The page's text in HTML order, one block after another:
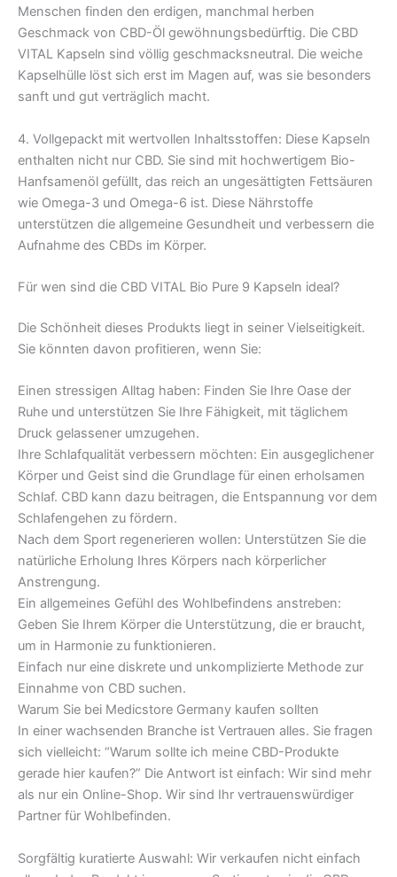
Menschen finden den erdigen, manchmal herben
Geschmack von CBD-Öl gewöhnungsbedürftig. Die CBD
VITAL Kapseln sind völlig geschmacksneutral. Die weiche
Kapselhülle löst sich erst im Magen auf, was sie besonders
sanft und gut verträglich macht.
4. Vollgepackt mit wertvollen Inhaltsstoffen: Diese Kapseln
enthalten nicht nur CBD. Sie sind mit hochwertigem Bio-
Hanfsamenöl gefüllt, das reich an ungesättigten Fettsäuren
wie Omega-3 und Omega-6 ist. Diese Nährstoffe
unterstützen die allgemeine Gesundheit und verbessern die
Aufnahme des CBDs im Körper.
Für wen sind die CBD VITAL Bio Pure 9 Kapseln ideal?
Die Schönheit dieses Produkts liegt in seiner Vielseitigkeit.
Sie könnten davon profitieren, wenn Sie:
Einen stressigen Alltag haben: Finden Sie Ihre Oase der
Ruhe und unterstützen Sie Ihre Fähigkeit, mit täglichem
Druck gelassener umzugehen.
Ihre Schlafqualität verbessern möchten: Ein ausgeglichener
Körper und Geist sind die Grundlage für einen erholsamen
Schlaf. CBD kann dazu beitragen, die Entspannung vor dem
Schlafengehen zu fördern.
Nach dem Sport regenerieren wollen: Unterstützen Sie die
natürliche Erholung Ihres Körpers nach körperlicher
Anstrengung.
Ein allgemeines Gefühl des Wohlbefindens anstreben:
Geben Sie Ihrem Körper die Unterstützung, die er braucht,
um in Harmonie zu funktionieren.
Einfach nur eine diskrete und unkomplizierte Methode zur
Einnahme von CBD suchen.
Warum Sie bei Medicstore Germany kaufen sollten
In einer wachsenden Branche ist Vertrauen alles. Sie fragen
sich vielleicht: “Warum sollte ich meine CBD-Produkte
gerade hier kaufen?” Die Antwort ist einfach: Wir sind mehr
als nur ein Online-Shop. Wir sind Ihr vertrauenswürdiger
Partner für Wohlbefinden.
Sorgfältig kuratierte Auswahl: Wir verkaufen nicht einfach